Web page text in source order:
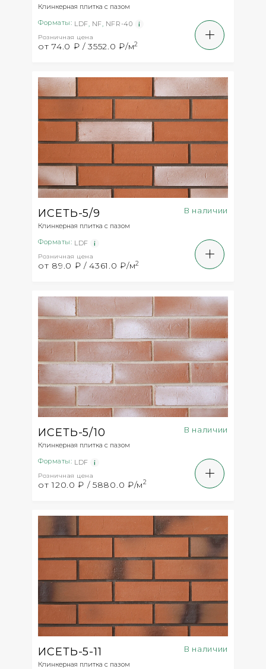
Клинкерная плитка с пазом
Форматы: LDF, NF, NFR-40
Розничная цена
от 74.0 ₽ / 3552.0 ₽/м2
ИСЕТЬ-5/9
Клинкерная плитка с пазом
В наличии
Форматы: LDF
Розничная цена
от 89.0 ₽ / 4361.0 ₽/м2
ИСЕТЬ-5/10
Клинкерная плитка с пазом
В наличии
Форматы: LDF
Розничная цена
от 120.0 ₽ / 5880.0 ₽/м2
ИСЕТЬ-5-11
Клинкерная плитка с пазом
В наличии